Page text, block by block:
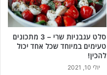
סלט עגבניות שרי – 3 מתכונים
טעימים במיוחד שכל אחד יכול
להכין!
יולי 10, 2021